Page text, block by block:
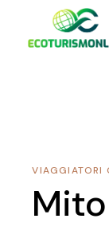
VIAGGIATORI